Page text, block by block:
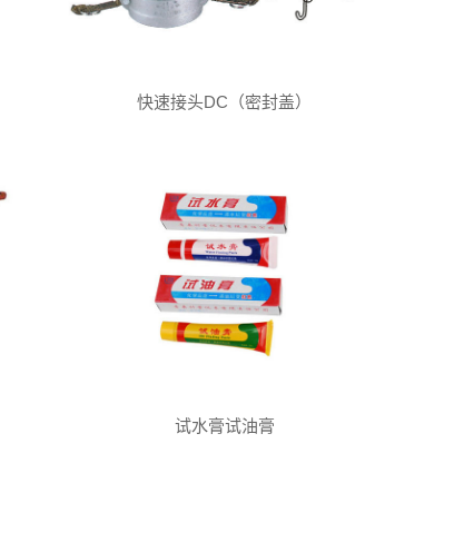
快速接头DC（密封盖）
试水膏试油膏